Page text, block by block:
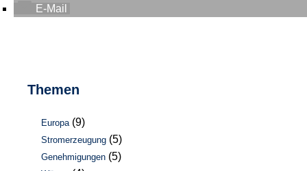
E-Mail
Themen
Europa (9)
Stromerzeugung (5)
Genehmigungen (5)